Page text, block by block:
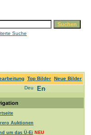
Suche
Top Bilder Neue Bilder
Auktionen
um das Ü-Ei NEU